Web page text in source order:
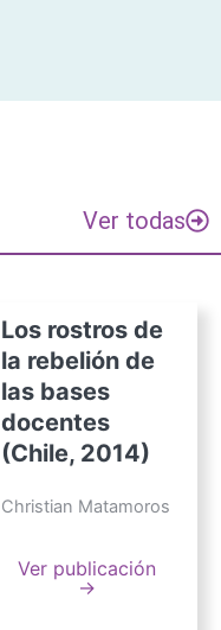
Ver todas
Los rostros de
la rebelión de
las bases
docentes
(Chile, 2014)
Christian Matamoros
Ver publicación
→